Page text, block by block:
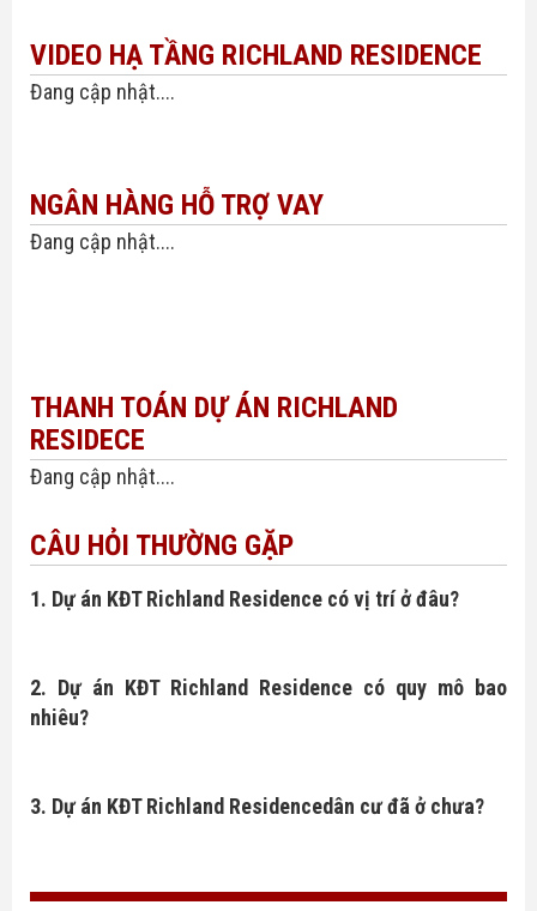
VIDEO HẠ TẦNG RICHLAND RESIDENCE
Đang cập nhật....
NGÂN HÀNG HỖ TRỢ VAY
Đang cập nhật....
THANH TOÁN DỰ ÁN RICHLAND
RESIDECE
Đang cập nhật....
CÂU HỎI THƯỜNG GẶP
1. Dự án KĐT Richland Residence có vị trí ở đâu?
2. Dự án KĐT Richland Residence có quy mô bao
nhiêu?
3. Dự án KĐT Richland Residencedân cư đã ở chưa?